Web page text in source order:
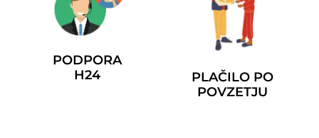
PODPORA
H24
PLAČILO PO
POVZETJU